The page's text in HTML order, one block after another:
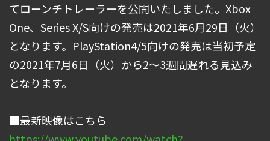
てローンチトレーラーを公開いたしました。Xbox
One、Series X/S向けの発売は2021年6月29日（火）
となります。PlayStation4/5向けの発売は当初予定
の2021年7月6日（火）から2～3週間遅れる見込み
となります。
■最新映像はこちら